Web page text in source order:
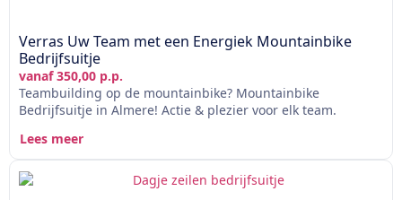
Verras Uw Team met een Energiek Mountainbike
Bedrijfsuitje
vanaf 350,00 p.p.
Teambuilding op de mountainbike? Mountainbike
Bedrijfsuitje in Almere! Actie & plezier voor elk team.
Lees meer